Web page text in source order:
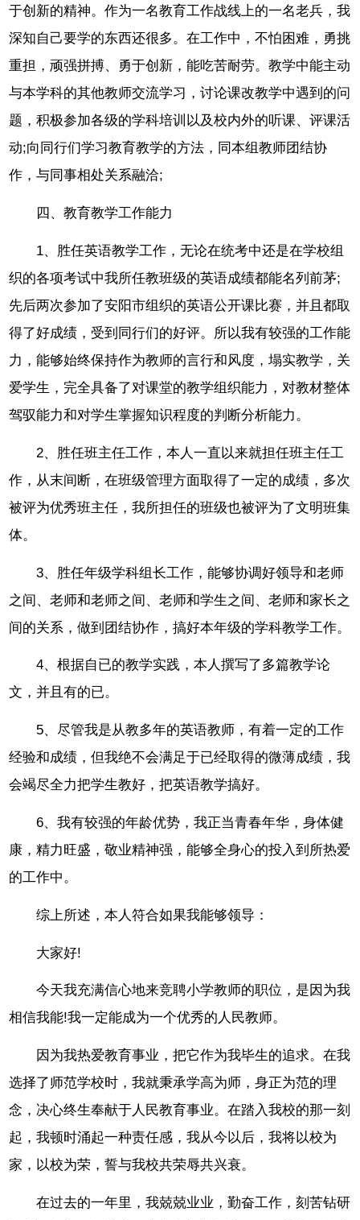
于创新的精神。作为一名教育工作战线上的一名老兵，我
深知自己要学的东西还很多。在工作中，不怕困难，勇挑
重担，顽强拼搏、勇于创新，能吃苦耐劳。教学中能主动
与本学科的其他教师交流学习，讨论课改教学中遇到的问
题，积极参加各级的学科培训以及校内外的听课、评课活
动;向同行们学习教育教学的方法，同本组教师团结协
作，与同事相处关系融洽;
四、教育教学工作能力
1、胜任英语教学工作，无论在统考中还是在学校组
织的各项考试中我所任教班级的英语成绩都能名列前茅;
先后两次参加了安阳市组织的英语公开课比赛，并且都取
得了好成绩，受到同行们的好评。所以我有较强的工作能
力，能够始终保持作为教师的言行和风度，塌实教学，关
爱学生，完全具备了对课堂的教学组织能力，对教材整体
驾驭能力和对学生掌握知识程度的判断分析能力。
2、胜任班主任工作，本人一直以来就担任班主任工
作，从末间断，在班级管理方面取得了一定的成绩，多次
被评为优秀班主任，我所担任的班级也被评为了文明班集
体。
3、胜任年级学科组长工作，能够协调好领导和老师
之间、老师和老师之间、老师和学生之间、老师和家长之
间的关系，做到团结协作，搞好本年级的学科教学工作。
4、根据自已的教学实践，本人撰写了多篇教学论
文，并且有的已。
5、尽管我是从教多年的英语教师，有着一定的工作
经验和成绩，但我绝不会满足于已经取得的微薄成绩，我
会竭尽全力把学生教好，把英语教学搞好。
6、我有较强的年龄优势，我正当青春年华，身体健
康，精力旺盛，敬业精神强，能够全身心的投入到所热爱
的工作中。
综上所述，本人符合如果我能够领导：
大家好!
今天我充满信心地来竞聘小学教师的职位，是因为我
相信我能!我一定能成为一个优秀的人民教师。
因为我热爱教育事业，把它作为我毕生的追求。在我
选择了师范学校时，我就秉承学高为师，身正为范的理
念，决心终生奉献于人民教育事业。在踏入我校的那一刻
起，我顿时涌起一种责任感，我从今以后，我将以校为
家，以校为荣，誓与我校共荣辱共兴衰。
在过去的一年里，我兢兢业业，勤奋工作，刻苦钻研